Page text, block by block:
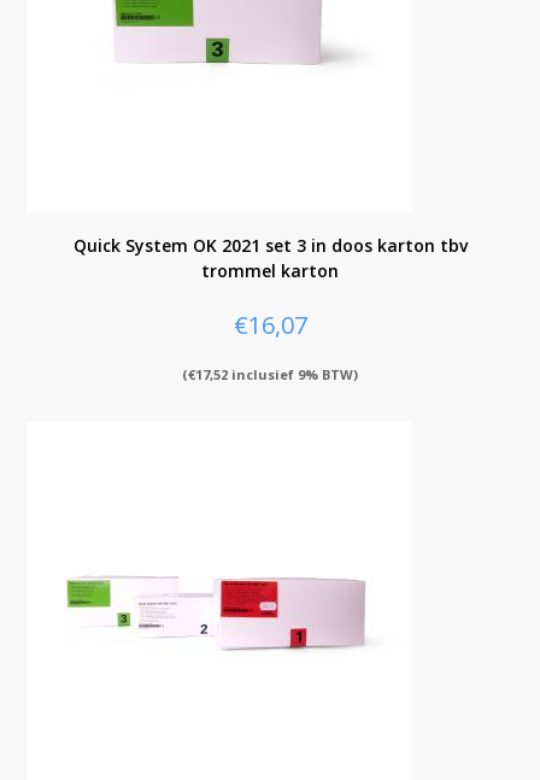
Quick System OK 2021 set 3 in doos karton tbv
trommel karton
€16,07
(€17,52 inclusief 9% BTW)